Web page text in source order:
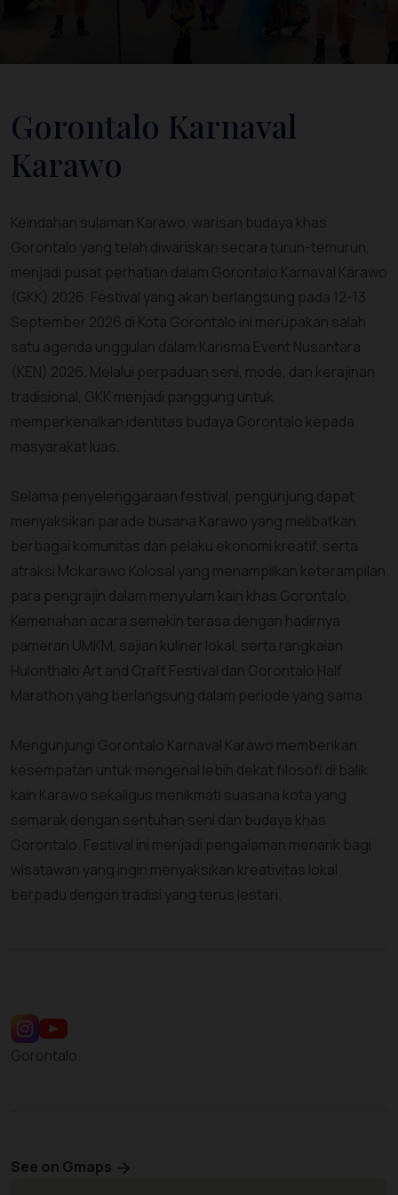
Gorontalo Karnaval
Karawo
Keindahan sulaman Karawo, warisan budaya khas
Gorontalo yang telah diwariskan secara turun-temurun,
menjadi pusat perhatian dalam Gorontalo Karnaval Karawo
(GKK) 2026. Festival yang akan berlangsung pada 12-13
September 2026 di Kota Gorontalo ini merupakan salah
satu agenda unggulan dalam Karisma Event Nusantara
(KEN) 2026. Melalui perpaduan seni, mode, dan kerajinan
tradisional, GKK menjadi panggung untuk
memperkenalkan identitas budaya Gorontalo kepada
masyarakat luas.
Selama penyelenggaraan festival, pengunjung dapat
menyaksikan parade busana Karawo yang melibatkan
berbagai komunitas dan pelaku ekonomi kreatif, serta
atraksi Mokarawo Kolosal yang menampilkan keterampilan
para pengrajin dalam menyulam kain khas Gorontalo.
Kemeriahan acara semakin terasa dengan hadirnya
pameran UMKM, sajian kuliner lokal, serta rangkaian
Hulonthalo Art and Craft Festival dan Gorontalo Half
Marathon yang berlangsung dalam periode yang sama.
Mengunjungi Gorontalo Karnaval Karawo memberikan
kesempatan untuk mengenal lebih dekat filosofi di balik
kain Karawo sekaligus menikmati suasana kota yang
semarak dengan sentuhan seni dan budaya khas
Gorontalo. Festival ini menjadi pengalaman menarik bagi
wisatawan yang ingin menyaksikan kreativitas lokal
berpadu dengan tradisi yang terus lestari.
Gorontalo
See on Gmaps